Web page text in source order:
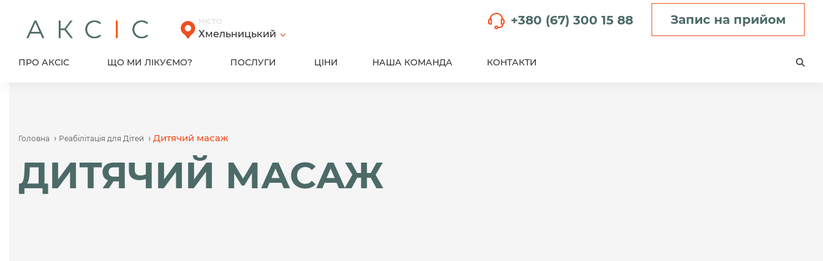
content
МІСТО
Хмельницький
+380 (67) 300 15 88 Запис на прийом
ПРО АКСІС ЩО МИ ЛІКУЄМО? ПОСЛУГИ ЦІНИ НАША КОМАНДА КОНТАКТИ
Головна › Реабілітація для Дітей › Дитячий масаж
ДИТЯЧИЙ МАСАЖ